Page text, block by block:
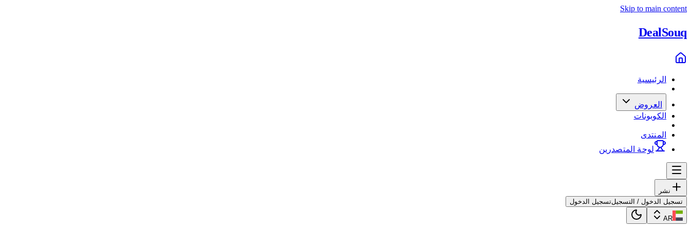
Skip to main content
DealSouq
الرئيسية
العروض
الكوبونات
المنتدى
لوحة المتصدرين
نشر
تسجيل الدخول / التسجيلتسجيل الدخول
AR